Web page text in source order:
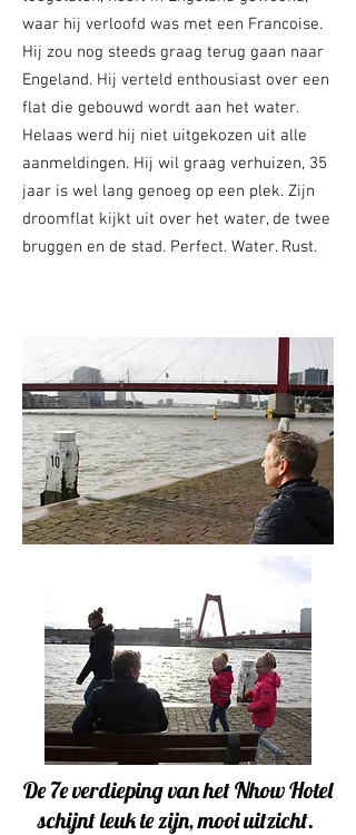
waar hij verloofd was met een Francoise.
Hij zou nog steeds graag terug gaan naar
Engeland. Hij verteld enthousiast over een
flat die gebouwd wordt aan het water.
Helaas werd hij niet uitgekozen uit alle
aanmeldingen. Hij wil graag verhuizen, 35
jaar is wel lang genoeg op een plek. Zijn
droomflat kijkt uit over het water, de twee
bruggen en de stad. Perfect. Water. Rust.
De 7e verdieping van het Nhow Hotel
schijnt leuk te zijn, mooi uitzicht.